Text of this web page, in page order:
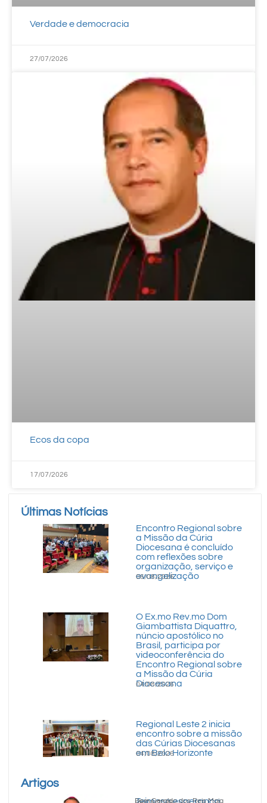
Verdade e democracia
27/07/2026
Ecos da copa
17/07/2026
Últimas Notícias
Encontro Regional sobre
a Missão da Cúria
Diocesana é concluído
com reflexões sobre
organização, serviço e
evangelização
06/08/2026
O Ex.mo Rev.mo Dom
Giambattista Diquattro,
núncio apostólico no
Brasil, participa por
videoconferência do
Encontro Regional sobre
a Missão da Cúria
Diocesana
04/08/2026
Regional Leste 2 inicia
encontro sobre a missão
das Cúrias Diocesanas
em Belo Horizonte
04/08/2026
Artigos
Teimosa esperança
Dom Geraldo dos Reis Maia